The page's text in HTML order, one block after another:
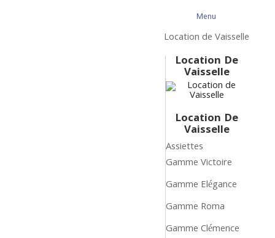
Menu
Location de Vaisselle
Location De
Vaisselle
Location De
Vaisselle
Assiettes
Gamme Victoire
Gamme Elégance
Gamme Roma
Gamme Clémence